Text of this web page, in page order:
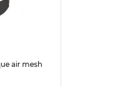
air mesh